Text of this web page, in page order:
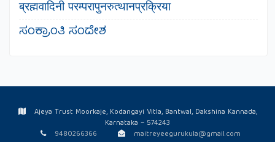
ब्रह्मवादिनी परम्परापुनरुत्थानप्रक्रिया
ಸಂಕ್ರಾಂತಿ ಸಂದೇಶ
Ajeya Trust Moorkaje, Kodangayi Vitla, Bantwal, Dakshina Kannada,
Karnataka – 574243
9480266366
maitreyeegurukula@gmail.com